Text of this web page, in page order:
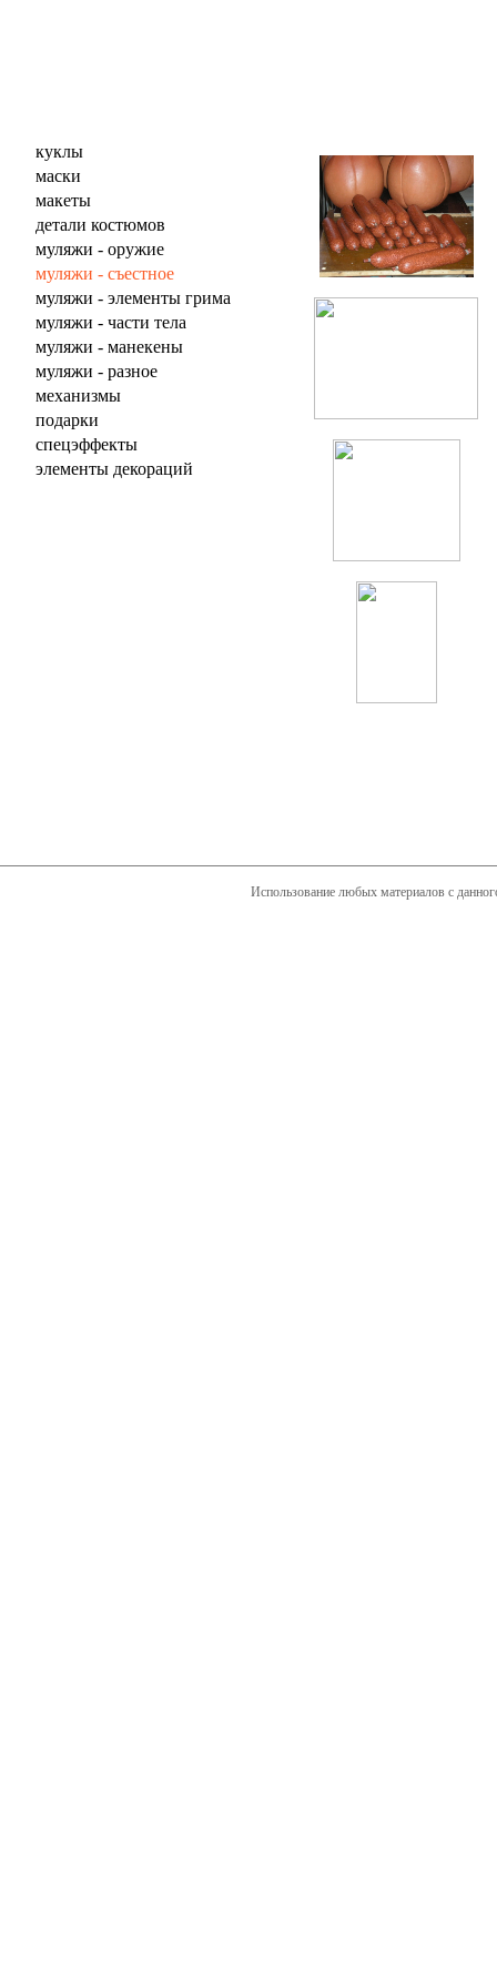
куклы
маски
макеты
детали костюмов
муляжи - оружие
муляжи - съестное
муляжи - элементы грима
муляжи - части тела
муляжи - манекены
муляжи - разное
механизмы
подарки
спецэффекты
элементы декораций
Использование любых материалов с